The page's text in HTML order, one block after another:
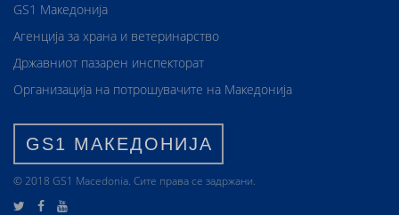
GS1 Македонија
Агенција за храна и ветеринарство
Државниот пазарен инспекторат
Организација на потрошувачите на Македонија
GS1 МАКЕДОНИЈА
© 2018 GS1 Маcedonia. Сите права се задржани.